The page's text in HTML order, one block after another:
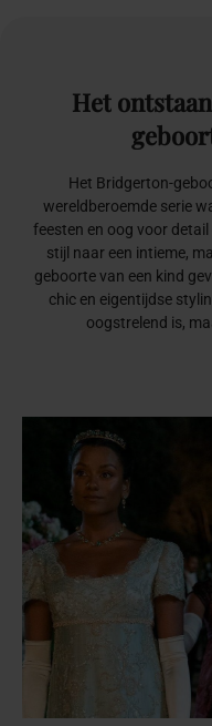
Het ontstaan
Het Bridgerton-
wereldberoemde serie
feesten en oog voor
stijl naar een intieme,
geboorte van een kind
chic en eigentijdse
oogstrelend is,